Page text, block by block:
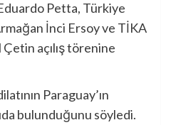
Petta, Türkiye
İnci Ersoy ve TİKA
Çetin açılış törenine
Paraguay’ın
bulunduğunu söyledi.